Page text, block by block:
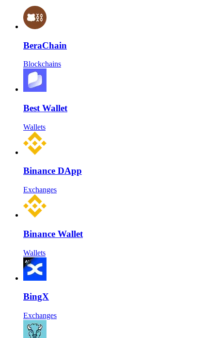
BeraChain
Blockchains
Best Wallet
Wallets
Binance DApp
Exchanges
Binance Wallet
Wallets
BingX
Exchanges